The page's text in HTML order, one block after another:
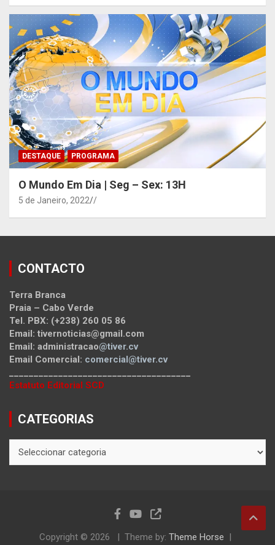
DESTAQUE PROGRAMA
O Mundo Em Dia | Seg – Sex: 13H
5 de Janeiro, 2022 /
CONTACTO
Terra Branca
Praia – Cabo Verde
Tel. PBX: (+238) 260 05 86
Email: tivernoticias@gmail.com
Email: administracao@tiver.cv
Email Comercial: comercial@tiver.cv
Estatuto Editorial SCD
CATEGORIAS
Copyright © 2026 Theme by: Theme Horse